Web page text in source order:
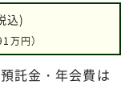
込)
万円）
託金・年会費は